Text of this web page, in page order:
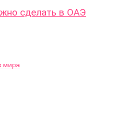
сделать в ОАЭ